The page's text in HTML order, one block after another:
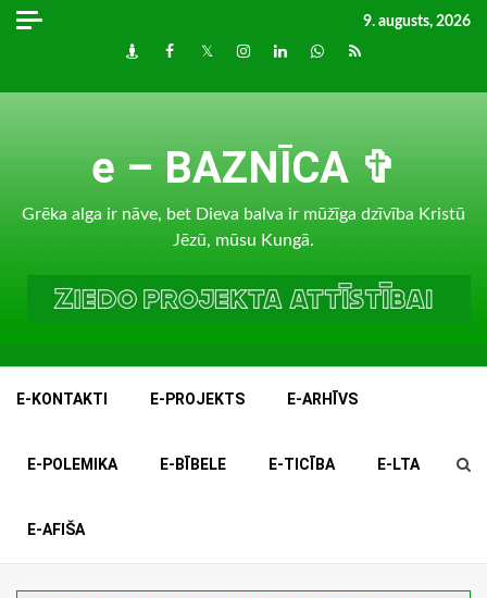
Skip
9. augusts, 2026
DraugiemFacebook
TwitterInstagram
LinkedInwhatsapp
RSS
e – BAZNĪCA ✞
Grēka alga ir nāve, bet Dieva balva ir mūžīga dzīvība Kristū
Jēzū, mūsu Kungā.
E-KONTAKTI E-PROJEKTS E-ARHĪVS
E-POLEMIKA E-BĪBELE E-TICĪBA E-LTA
E-AFIŠA